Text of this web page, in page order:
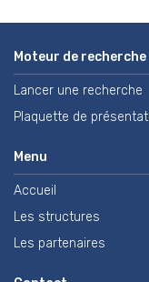
Moteur de recherche
Lancer une recherche
Plaquette de
Menu
Accueil
Les structures
Les partenaires